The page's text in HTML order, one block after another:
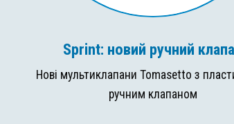
Sprint: новий ручний
Нові мультиклапани Tomasetto з
ручним клапаном